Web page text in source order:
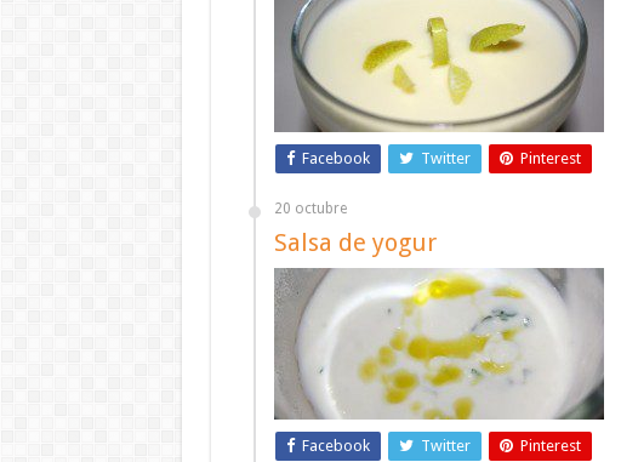
Facebook Twitter Pinterest
20 octubre
Salsa de yogur
Facebook Twitter Pinterest